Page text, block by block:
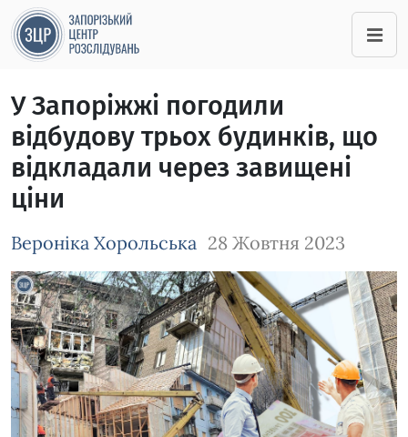
У Запоріжжі погодили
відбудову трьох будинків, що
відкладали через завищені
ціни
Вероніка Хорольська 28 Жовтня 2023
Зображення завантажується